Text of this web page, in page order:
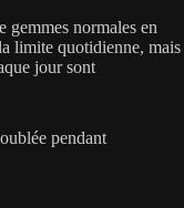
gemmes normales en
limite quotidienne, mais
jour sont
pendant